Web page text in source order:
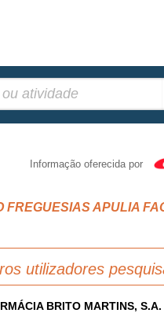
Informação oferecida por
APULIA
utilizadores
BRITO MARTINS, S.A.